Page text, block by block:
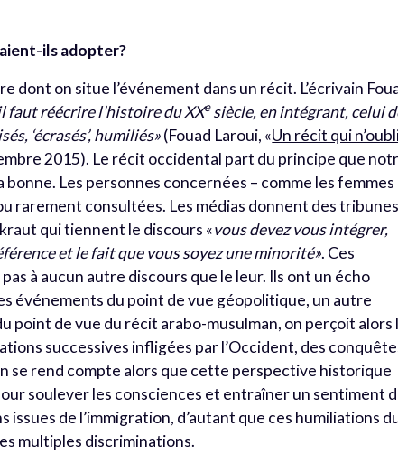
ils adopter?
dont on situe l’événement dans un récit. L’écrivain
faut réécrire l’histoire du XXesiècle, en intégrant, celui
‘écrasés’, humiliés»(Fouad Laroui, «Un récit qui
2015). Le récit occidental part du principe que
Les personnes concernées – comme les femmes
rarement consultées. Les médias donnent des
qui tiennent le discours «vous devez vous intégrer,
et le fait que vous soyez une minorité». Ces
à aucun autre discours que le leur. Ils ont un écho
événements du point de vue géopolitique, un autre
point de vue du récit arabo-musulman, on perçoit alors
successives infligées par l’Occident, des
se rend compte alors que cette perspective historique
soulever les consciences et entraîner un sentiment
de l’immigration, d’autant que ces humiliations
multiples discriminations.